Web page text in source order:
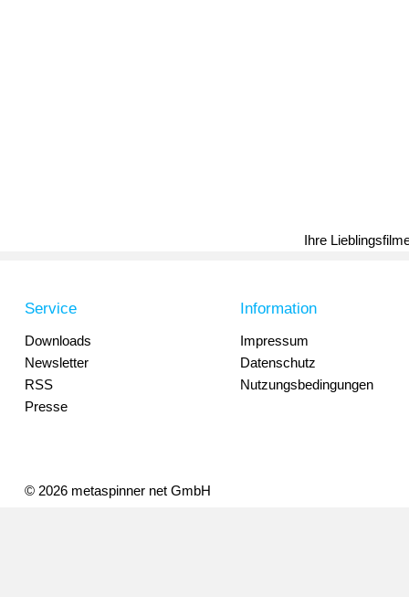
Ihre
Service
Downloads
Newsletter
RSS
Presse
Information
Impressum
Datenschutz
Nutzungsbedingungen
© 2026 metaspinner net GmbH